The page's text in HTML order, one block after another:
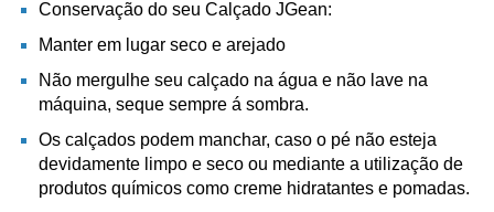
Conservação do seu Calçado JGean:
Manter em lugar seco e arejado
Não mergulhe seu calçado na água e não lave na
máquina, seque sempre á sombra.
Os calçados podem manchar, caso o pé não esteja
devidamente limpo e seco ou mediante a utilização de
produtos químicos como creme hidratantes e pomadas.